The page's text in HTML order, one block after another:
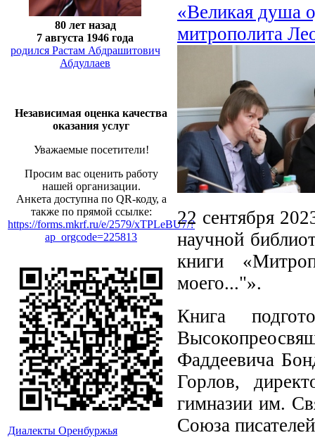
80 лет назад
7 августа 1946 года
родился Растам Абдрашитович
Абдуллаев
Независимая оценка качества
оказания услуг
Уважаемые посетители!
Просим вас оценить работу
нашей организации.
Анкета доступна по QR-коду, а
также по прямой ссылке:
https://forms.mkrf.ru/e/2579/xTPLeBU7/?
ap_orgcode=225813
Диалекты Оренбуржья
«Великая душа
митрополита
22 сентября
научной
книги
моего..."».
Книга
Фаддеевича
Горлов,
гимназии им.
Союза